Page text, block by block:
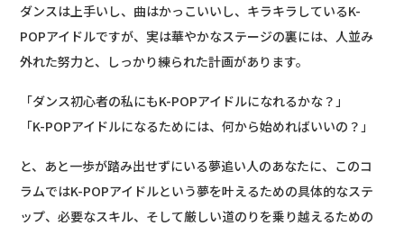
ダンスは上手いし、曲はかっこいいし、キラキラしているK-
POPアイドルですが、実は華やかなステージの裏には、人並み
外れた努力と、しっかり練られた計画があります。
「ダンス初心者の私にもK-POPアイドルになれるかな？」
「K-POPアイドルになるためには、何から始めればいいの？」
と、あと一歩が踏み出せずにいる夢追い人のあなたに、このコ
ラムではK-POPアイドルという夢を叶えるための具体的なステ
ップ、必要なスキル、そして厳しい道のりを乗り越えるための